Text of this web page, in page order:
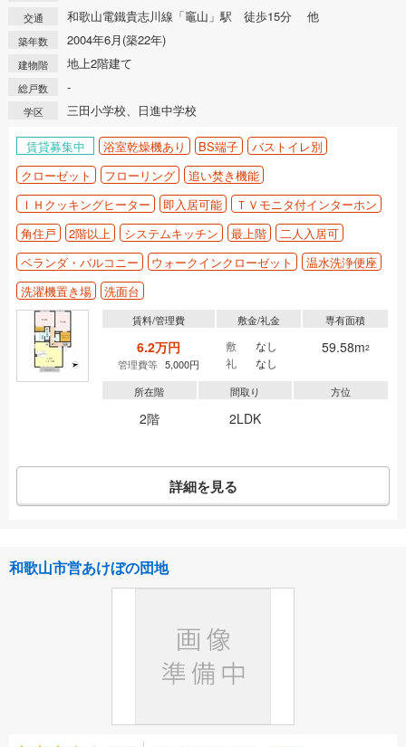
交通 和歌山電鐵貴志川線「竈山」駅 徒歩15分 他
築年数 2004年6月(築22年)
建物階 地上2階建て
総戸数 -
学区 三田小学校、日進中学校
賃貸募集中 浴室乾燥機あり BS端子
バストイレ別
クローゼット
フローリング
追い焚き機能
ＩＨクッキングヒーター
即入居可能
ＴＶモニタ付インターホン
角住戸
2階以上 システムキッチン 最上階
二人入居可
ベランダ・バルコニー
ウォークインクローゼット
温水洗浄便座
洗濯機置き場
洗面台
賃料/管理費
6.2万円
管理費等 5,000円
敷金/礼金
敷
なし
礼
なし
専有面積
59.58m2
所在階
2階
間取り
2LDK
方位
詳細を見る
和歌山市営あけぼの団地